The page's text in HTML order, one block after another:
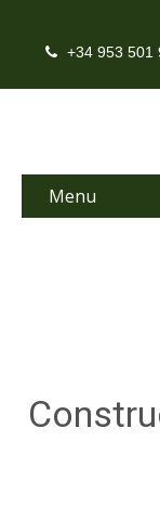
+34 953 501
Menu